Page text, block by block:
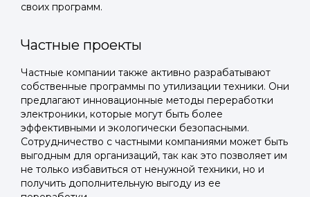
Войти в
профиль
Мы отправим код для входа на ваш
номер телефона.
Подать заявку
Отправьте заявку через мессенджер-бот — магазины
увидят её и пришлют предложения. Фото, описание и
AI-оценка прямо в чате.
Подать заявку
Отправьте заявку через мессенджер-бот — магазины
увидят её и пришлют предложения. Фото, описание и
AI-оценка прямо в чате.
своих программ.
Частные проекты
Частные компании также активно разрабатывают
собственные программы по утилизации техники. Они
предлагают инновационные методы переработки
электроники, которые могут быть более
эффективными и экологически безопасными.
Сотрудничество с частными компаниями может быть
выгодным для организаций, так как это позволяет им
не только избавиться от ненужной техники, но и
получить дополнительную выгоду из ее